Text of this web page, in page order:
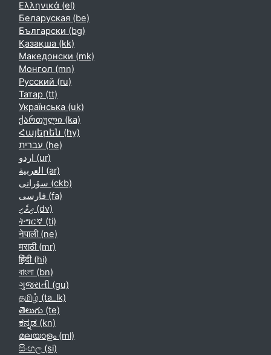
Ελληνικά ‎(el)‎
Беларуская ‎(be)‎
Български ‎(bg)‎
Қазақша ‎(kk)‎
Македонски ‎(mk)‎
Монгол ‎(mn)‎
Русский ‎(ru)‎
Татар ‎(tt)‎
Українська ‎(uk)‎
ქართული ‎(ka)‎
Հայերեն ‎(hy)‎
עברית ‎(he)‎
اردو ‎(ur)‎
العربية ‎(ar)‎
سۆرانی ‎(ckb)‎
فارسی ‎(fa)‎
ދިވެހި ‎(dv)‎
ትግርኛ ‎(ti)‎
नेपाली ‎(ne)‎
मराठी ‎(mr)‎
हिंदी ‎(hi)‎
বাংলা ‎(bn)‎
ગુજરાતી ‎(gu)‎
தமிழ் ‎(ta_lk)‎
తెలుగు ‎(te)‎
ಕನ್ನಡ ‎(kn)‎
മലയാളം ‎(ml)‎
සිංහල ‎(si)‎